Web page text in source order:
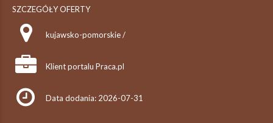
SZCZEGÓŁY OFERTY
kujawsko-pomorskie /
Klient portalu Praca.pl
Data dodania: 2026-07-31